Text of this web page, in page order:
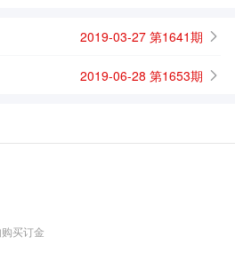
2019-03-27 第1641期
2019-06-28 第1653期
买订金